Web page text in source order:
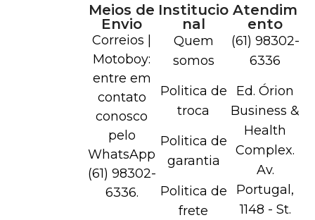
Meios de
Envio
Correios |
Motoboy:
entre em
contato
conosco
pelo
WhatsApp
(61) 98302-
6336.
Institucio
nal
Quem
somos
Politica de
troca
Politica de
garantia
Politica de
frete
Atendim
ento
(61) 98302-
6336
Ed. Órion
Business &
Health
Complex.
Av.
Portugal,
1148 - St.